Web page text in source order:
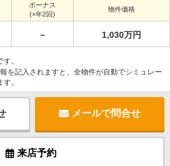
ボーナス
(×年2回)
物件価格
－ 1,030万円
。
を記入されますと、全物件が自動でシミュレー
。
メールで問合せ
来店予約